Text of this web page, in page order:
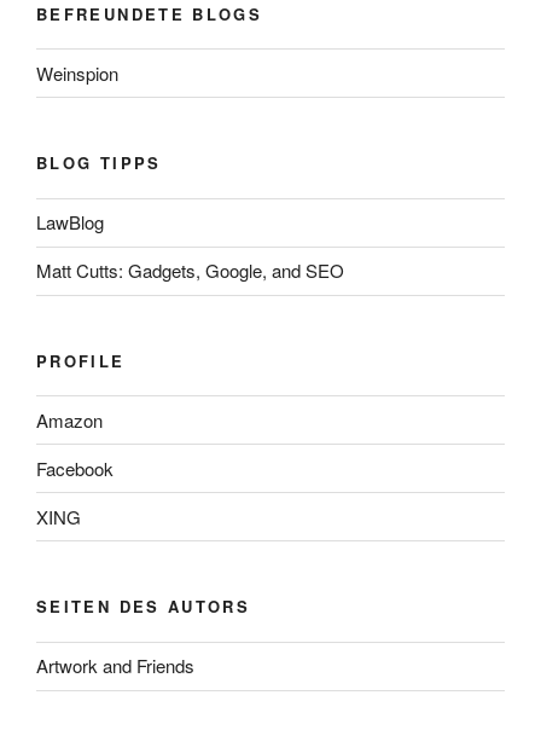
BEFREUNDETE BLOGS
Weinspion
BLOG TIPPS
LawBlog
Matt Cutts: Gadgets, Google, and SEO
PROFILE
Amazon
Facebook
XING
SEITEN DES AUTORS
Artwork and Friends